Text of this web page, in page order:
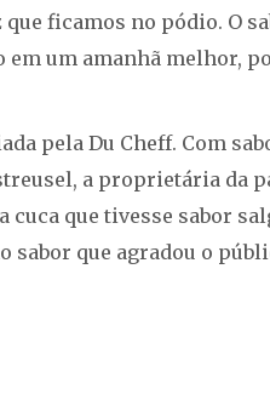
que ficamos no pódio. O
em um amanhã melhor,
pela Du Cheff. Com
a proprietária da
que tivesse sabor
sabor que agradou o